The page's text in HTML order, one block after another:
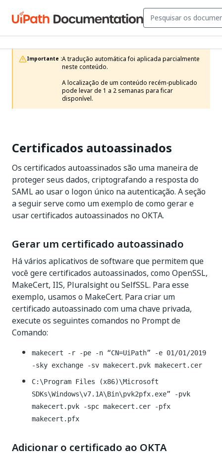
Importante :A tradução automática foi aplicada parcialmente
neste conteúdo.
A localização de um conteúdo recém-publicado
pode levar de 1 a 2 semanas para ficar
disponível.
Certificados autoassinados
Os certificados autoassinados são uma maneira de
proteger seus dados, criptografando a resposta do
SAML ao usar o logon único na autenticação. A seção
a seguir serve como um exemplo de como gerar e
usar certificados autoassinados no OKTA.
Gerar um certificado autoassinado
Há vários aplicativos de software que permitem que
você gere certificados autoassinados, como OpenSSL,
MakeCert, IIS, Pluralsight ou SelfSSL. Para esse
exemplo, usamos o MakeCert. Para criar um
certificado autoassinado com uma chave privada,
execute os seguintes comandos no Prompt de
Comando:
makecert -r -pe -n “CN=UiPath” -e 01/01/2019
-sky exchange -sv makecert.pvk makecert.cer
C:\Program Files (x86)\Microsoft
SDKs\Windows\v7.1A\Bin\pvk2pfx.exe” -pvk
makecert.pvk -spc makecert.cer -pfx
makecert.pfx
Adicionar o certificado ao OKTA